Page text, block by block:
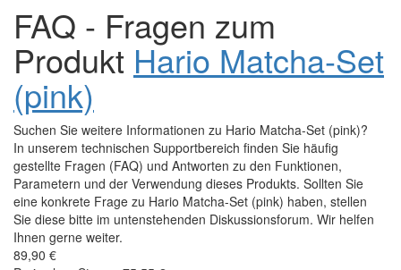
FAQ - Fragen zum
Produkt Hario Matcha-Set
(pink)
Suchen Sie weitere Informationen zu Hario Matcha-Set (pink)?
In unserem technischen Supportbereich finden Sie häufig
gestellte Fragen (FAQ) und Antworten zu den Funktionen,
Parametern und der Verwendung dieses Produkts. Sollten Sie
eine konkrete Frage zu Hario Matcha-Set (pink) haben, stellen
Sie diese bitte im untenstehenden Diskussionsforum. Wir helfen
Ihnen gerne weiter.
89,90 €